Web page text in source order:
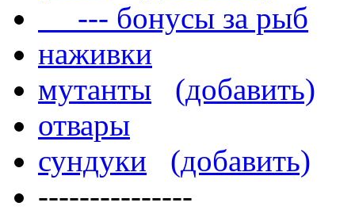
--- бонусы за рыб
наживки
мутанты
(добавить)
отвары
сундуки
(добавить)
---------------